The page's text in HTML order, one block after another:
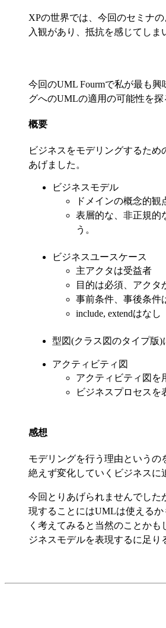
XPの世界では、今回のセミナ
入観があり、抵抗を感じてしま
今回のUML Fourmで私が最も
グへのUMLの適用の可能性を探
概要
ビジネスをモデリングするた
あげました。
ビジネスモデル
ドメインの概念的観
表層的な、非正規的
う。
ビジネスユースケース
主アクタは受益者
目的は必須、アクタ
事前条件、事後条件
include, extendはなし
型図(クラス図のタイプ版)
アクティビティ図
アクティビティ図を
ビジネスプロセスを
感想
モデリングを行う理由というの
絶えず変化していくビジネスに
今回とりあげられませんでした
現することにはUMLは使える
く考えてみると当然のことか
ジネスモデルを表現するに足り